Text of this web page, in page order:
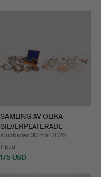
SAMLING AV OLIKA
SILVERPLÄTERADE
VAROR (AN…
Klubbades 30 mar 2026
7 bud
175 USD